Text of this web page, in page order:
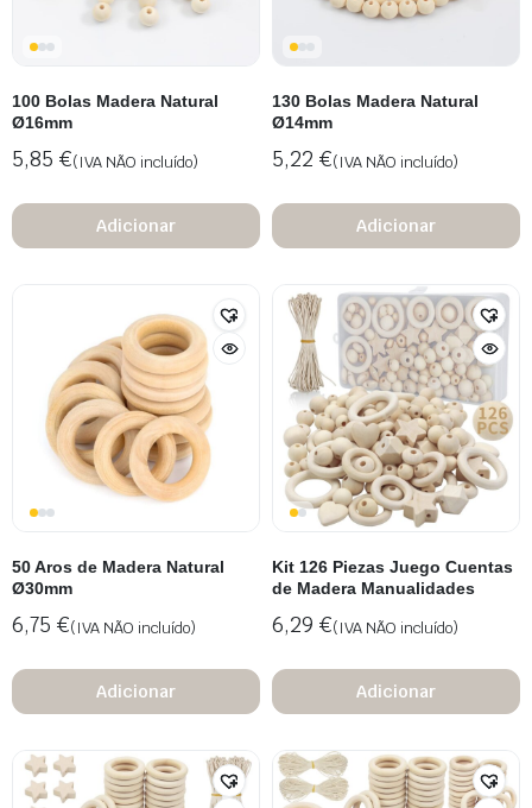
100 Bolas Madera Natural
Ø16mm
5,85 €(IVA NÃO incluído)
Adicionar
130 Bolas Madera Natural
Ø14mm
5,22 €(IVA NÃO incluído)
Adicionar
50 Aros de Madera Natural
Ø30mm
6,75 €(IVA NÃO incluído)
Adicionar
Kit 126 Piezas Juego Cuentas
de Madera Manualidades
6,29 €(IVA NÃO incluído)
Adicionar